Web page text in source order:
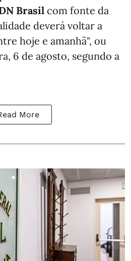
Brasil com fonte da
deverá voltar a
hoje e amanhã", ou
6 de agosto, segundo a
More